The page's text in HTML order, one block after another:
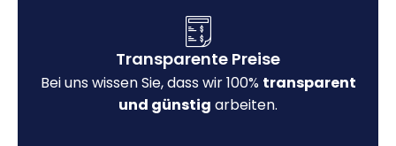
Transparente Preise
Bei uns wissen Sie, dass wir 100% transparent
und günstig arbeiten.